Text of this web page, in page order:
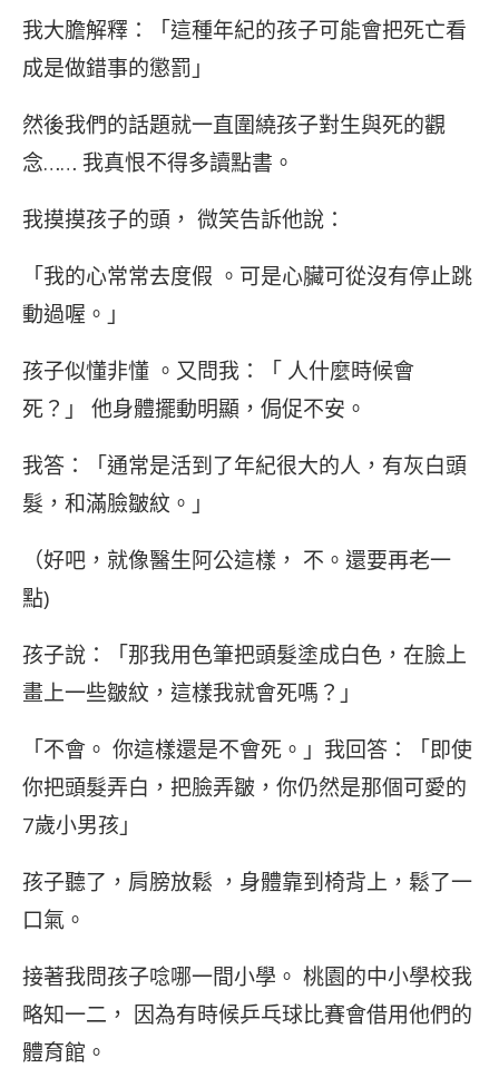
我大膽解釋：「這種年紀的孩子可能會把死亡看
成是做錯事的懲罰」
然後我們的話題就一直圍繞孩子對生與死的觀
念…… 我真恨不得多讀點書。
我摸摸孩子的頭， 微笑告訴他說：
「我的心常常去度假 。可是心臟可從沒有停止跳
動過喔。」
孩子似懂非懂 。又問我：「 人什麼時候會
死？」 他身體擺動明顯，侷促不安。
我答：「通常是活到了年紀很大的人，有灰白頭
髮，和滿臉皺紋。」
（好吧，就像醫生阿公這樣， 不。還要再老一
點)
孩子說：「那我用色筆把頭髮塗成白色，在臉上
畫上一些皺紋，這樣我就會死嗎？」
「不會。 你這樣還是不會死。」我回答：「即使
你把頭髮弄白，把臉弄皺，你仍然是那個可愛的
7歲小男孩」
孩子聽了，肩膀放鬆 ，身體靠到椅背上，鬆了一
口氣。
接著我問孩子唸哪一間小學。 桃園的中小學校我
略知一二， 因為有時候乒乓球比賽會借用他們的
體育館。